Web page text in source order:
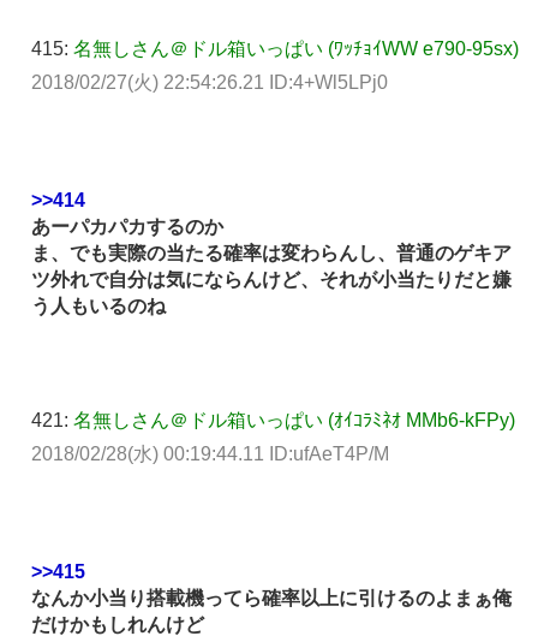
415: 名無しさん＠ドル箱いっぱい (ﾜｯﾁｮｲWW e790-95sx)
2018/02/27(火) 22:54:26.21 ID:4+Wl5LPj0
>>414
あーパカパカするのか
ま、でも実際の当たる確率は変わらんし、普通のゲキア
ツ外れで自分は気にならんけど、それが小当たりだと嫌
う人もいるのね
421: 名無しさん＠ドル箱いっぱい (ｵｲｺﾗﾐﾈｵ MMb6-kFPy)
2018/02/28(水) 00:19:44.11 ID:ufAeT4P/M
>>415
なんか小当り搭載機ってら確率以上に引けるのよまぁ俺
だけかもしれんけど